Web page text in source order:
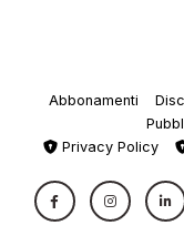
Abbonamenti
Privacy Policy